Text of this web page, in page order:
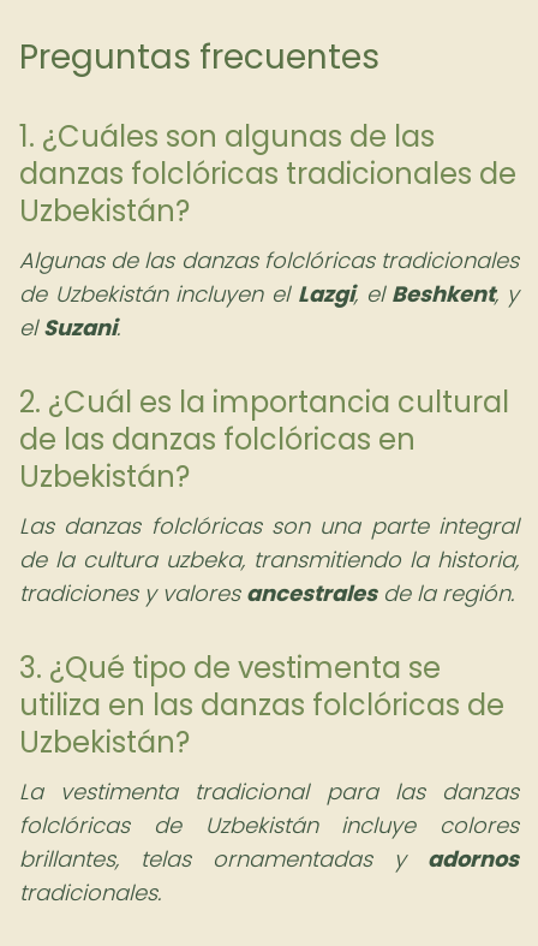
Preguntas frecuentes
1. ¿Cuáles son algunas de las
danzas folclóricas tradicionales de
Uzbekistán?
Algunas de las danzas folclóricas tradicionales
de Uzbekistán incluyen el Lazgi, el Beshkent, y
elSuzani.
2. ¿Cuál es la importancia cultural
de las danzas folclóricas en
Uzbekistán?
Las danzas folclóricas son una parte integral
de la cultura uzbeka, transmitiendo la historia,
tradiciones y valores ancestralesde la región.
3. ¿Qué tipo de vestimenta se
utiliza en las danzas folclóricas de
Uzbekistán?
La vestimenta tradicional para las danzas
folclóricas de Uzbekistán incluye colores
brillantes, telas ornamentadas y adornos
tradicionales.